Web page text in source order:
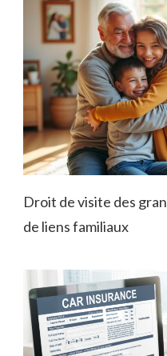
Droit de visite des
de liens familiaux